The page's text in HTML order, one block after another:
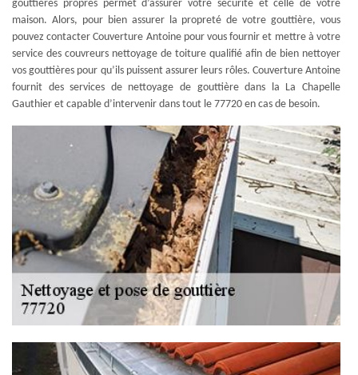
gouttières propres permet d’assurer votre sécurité et celle de votre
maison. Alors, pour bien assurer la propreté de votre gouttière, vous
pouvez contacter Couverture Antoine pour vous fournir et mettre à votre
service des couvreurs nettoyage de toiture qualifié afin de bien nettoyer
vos gouttières pour qu’ils puissent assurer leurs rôles. Couverture Antoine
fournit des services de nettoyage de gouttière dans la La Chapelle
Gauthier et capable d’intervenir dans tout le 77720 en cas de besoin.